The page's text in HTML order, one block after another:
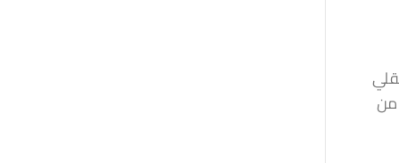
من